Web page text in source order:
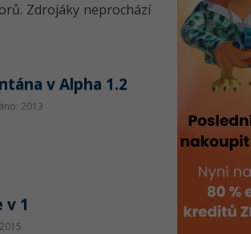
Zdrojáky neprochází
v Alpha 1.2
2013
v 1